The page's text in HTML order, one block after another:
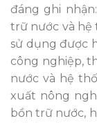
đáng ghi
trữ nước và hệ
sử dụng được
công nghiệp,
nước và hệ
xuất nông
bồn trữ nước,